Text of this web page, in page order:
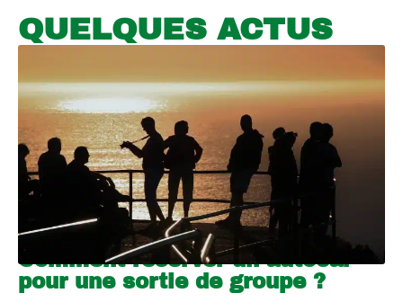
QUELQUES ACTUS
Comment réserver un autocar
pour une sortie de groupe ?